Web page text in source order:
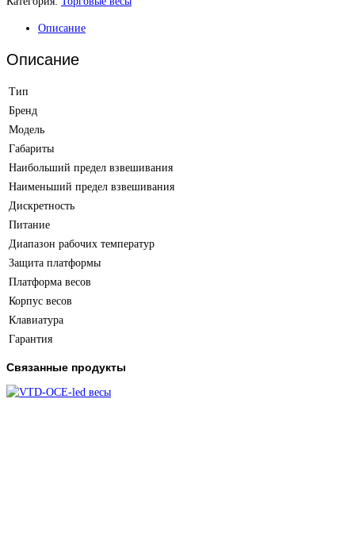
Описание
Описание
Тип
Бренд
Модель
Габариты
Наибольший предел взвешивания
Наименьший предел взвешивания
Дискретность
Питание
Диапазон рабочих температур
Защита платформы
Платформа весов
Корпус весов
Клавиатура
Гарантия
Связанные продукты